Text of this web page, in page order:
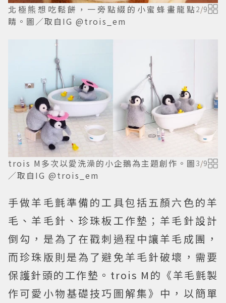
北極熊想吃鬆餅，一旁點綴的小蜜蜂畫龍點
睛。圖／取自IG @trois_em
2/9
trois M多次以愛洗澡的小企鵝為主題創作。圖
／取自IG @trois_em
3/9
手做羊毛氈準備的工具包括五顏六色的羊
毛、羊毛針、珍珠板工作墊；羊毛針設計
倒勾，是為了在戳刺過程中讓羊毛成團，
而珍珠版則是為了避免羊毛針破壞，需要
保護針頭的工作墊。trois M的《羊毛氈製
作可愛小物基礎技巧圖解集》中，以簡單